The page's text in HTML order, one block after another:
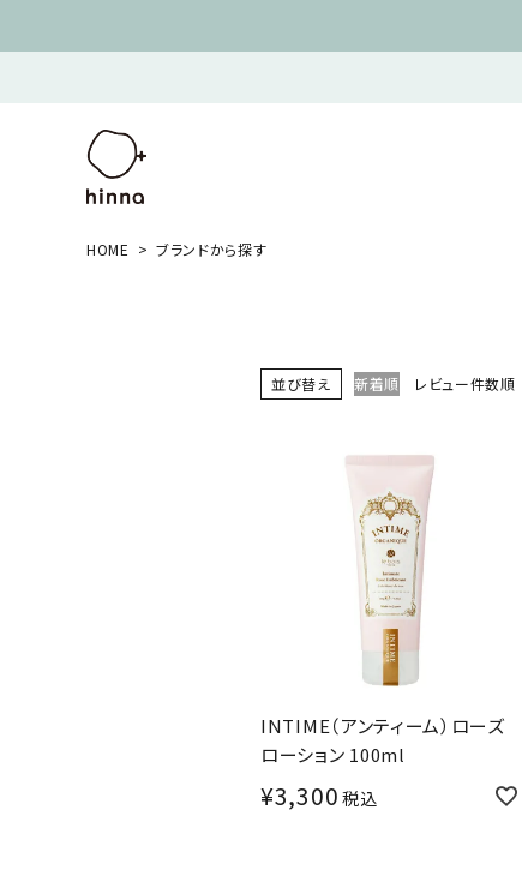
HOME ブランドから探す
並び替え 新着順 レビュー件数順
INTIME（アンティーム）ローズ
ローション 100ml
¥3,300 税込